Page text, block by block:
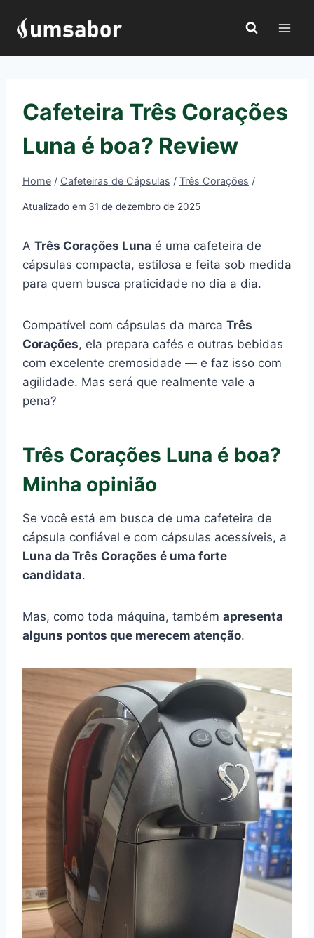
para
Cafeteira Três Corações
Luna é boa? Review
Home / Cafeteiras de Cápsulas / Três Corações /
Atualizado em 31 de dezembro de 2025
A Três Corações Luna é uma cafeteira de
cápsulas compacta, estilosa e feita sob medida
para quem busca praticidade no dia a dia.
Compatível com cápsulas da marca Três
Corações, ela prepara cafés e outras bebidas
com excelente cremosidade — e faz isso com
agilidade. Mas será que realmente vale a
pena?
Três Corações Luna é boa?
Minha opinião
Se você está em busca de uma cafeteira de
cápsula confiável e com cápsulas acessíveis, a
Luna da Três Corações é uma forte
candidata.
Mas, como toda máquina, também apresenta
alguns pontos que merecem atenção.